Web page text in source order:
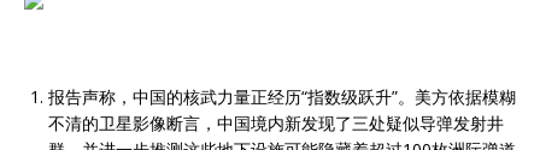
报告声称，中国的核武力量正经历“指数级跃升”。美方依据模糊
不清的卫星影像断言，中国境内新发现了三处疑似导弹发射井